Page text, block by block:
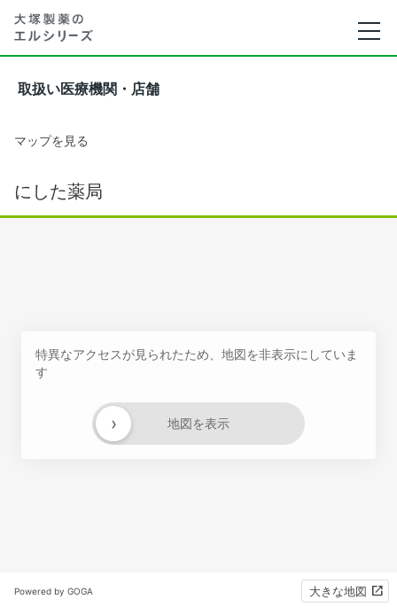
取扱い医療機関・店舗
マップを見る
にした薬局
特異なアクセスが見られたため、地図を非表示にしていま
す
地図を表示
›
Powered by GOGA 大きな地図